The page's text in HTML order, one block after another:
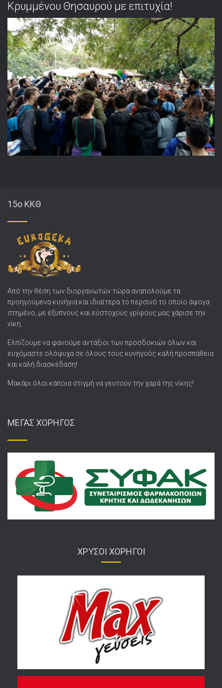
Κρυμμένου Θησαυρού με επιτυχία!
15o ΚΚΘ
Από την θέση των διοργανωτών τώρα αναπολούμε τα
προηγούμενα κυνήγια και ιδιαίτερα το περσινό το οποίο άψογα
στημένο, με έξυπνους και εύστοχους γρίφους μας χάρισε την
νίκη.
Ελπίζουμε να φανούμε αντάξιοι των προσδοκιών όλων και
ευχόμαστε ολόψυχα σε όλους τους κυνηγούς καλή προσπάθεια
και καλή διασκέδαση!
Μακάρι όλοι κάποια στιγμή να γευτούν την χαρά της νίκης!
ΜΕΓΑΣ ΧΟΡΗΓΟΣ
ΧΡΥΣΟΙ ΧΟΡΗΓΟΙ